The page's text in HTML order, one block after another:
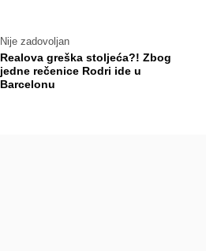
Nije zadovoljan
Realova greška stoljeća?! Zbog
jedne rečenice Rodri ide u
Barcelonu